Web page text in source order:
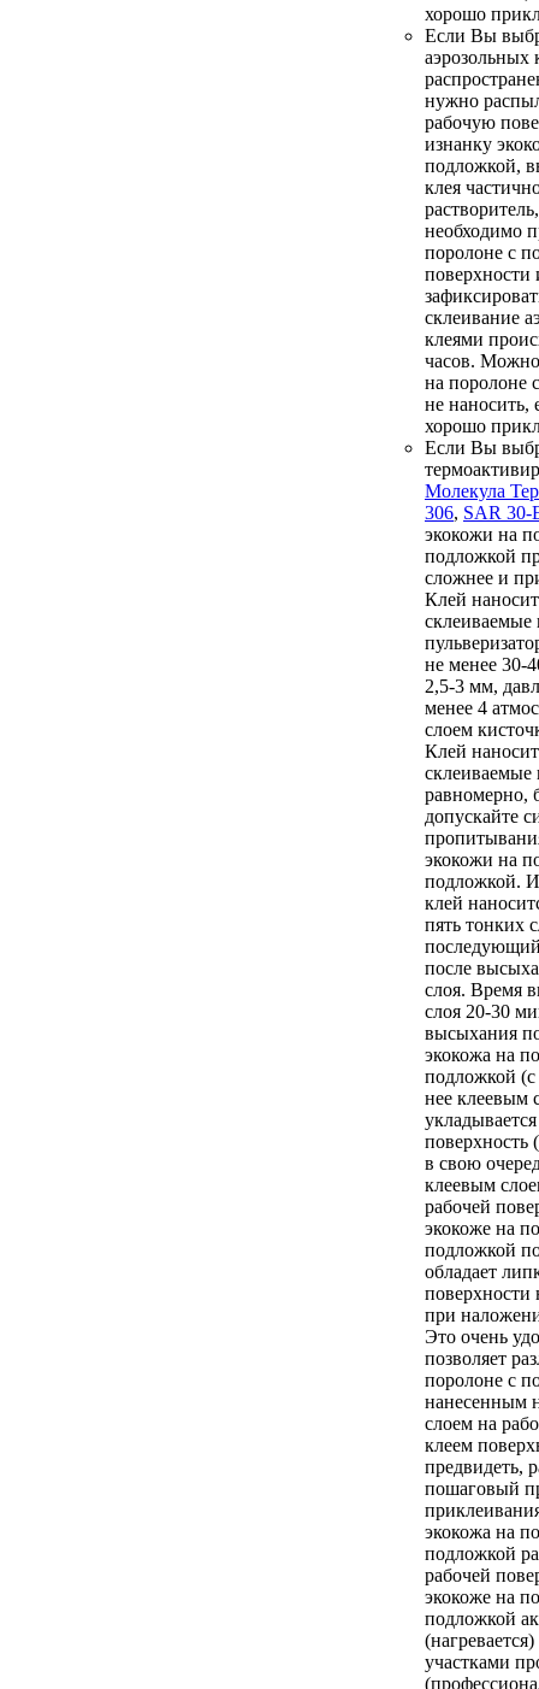
хорошо
Если Вы
аэрозольных
нужно
рабочую
изнанку
подложкой,
клея
необходимо
поролоне с
поверхности
склеивание
клеями
часов.
на поролоне
не наносить,
хорошо
Если Вы
Молекула
306, SAR 30-
экокожи на
подложкой
сложнее и
Клей
склеиваемые
не менее 30-
2,5-3 мм,
менее 4
слоем
Клей
склеиваемые
равномерно,
допускайте
экокожи на
подложкой.
клей
пять тонких
после
слоя. Время
слоя 20-30
высыхания
экокожа на
подложкой
нее клеевым
поверхность
в свою
клеевым
рабочей
экокоже на
подложкой
обладает
поверхности
при
Это очень
позволяет
поролоне с
нанесенным
слоем на
клеем
предвидеть,
пошаговый
экокожа на
подложкой
рабочей
экокоже на
подложкой
участками